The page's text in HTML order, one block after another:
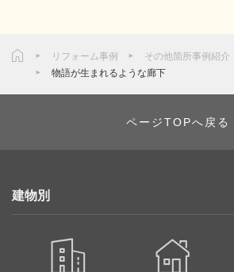
リフォーム事例
その他箇所事例紹介
物語が生まれるような廊下
ページTOPへ戻る
建物別